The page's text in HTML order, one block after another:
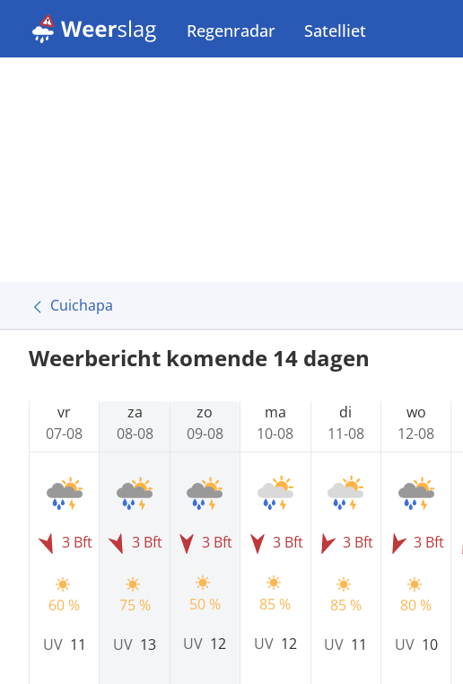
Regenradar Satelliet
Cuichapa
Weerbericht komende 14 dagen
vr
07-08
3 Bft
60 %
UV 11
za
08-08
3 Bft
75 %
UV 13
zo
09-08
3 Bft
50 %
UV 12
ma
10-08
3 Bft
85 %
UV 12
di
11-08
3 Bft
85 %
UV 11
wo
12-08
3 Bft
80 %
UV 10